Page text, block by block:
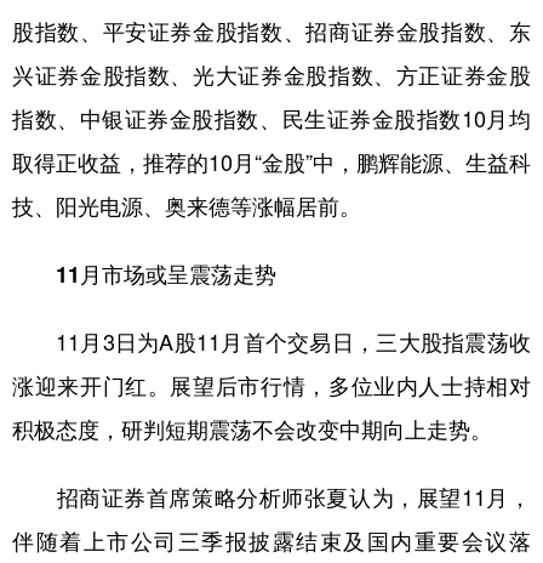
股指数、平安证券金股指数、招商证券金股指数、东
兴证券金股指数、光大证券金股指数、方正证券金股
指数、中银证券金股指数、民生证券金股指数10月均
取得正收益，推荐的10月“金股”中，鹏辉能源、生益科
技、阳光电源、奥来德等涨幅居前。
11月市场或呈震荡走势
11月3日为A股11月首个交易日，三大股指震荡收
涨迎来开门红。展望后市行情，多位业内人士持相对
积极态度，研判短期震荡不会改变中期向上走势。
招商证券首席策略分析师张夏认为，展望11月，
伴随着上市公司三季报披露结束及国内重要会议落